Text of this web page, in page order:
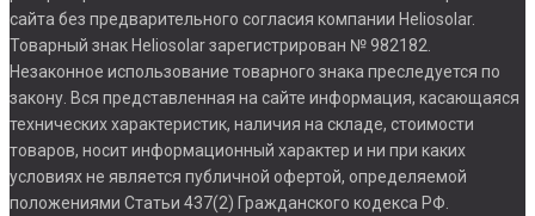
сайта без предварительного согласия компании Heliosolar.
Товарный знак Heliosolar зарегистрирован № 982182.
Незаконное использование товарного знака преследуется по
закону. Вся представленная на сайте информация, касающаяся
технических характеристик, наличия на складе, стоимости
товаров, носит информационный характер и ни при каких
условиях не является публичной офертой, определяемой
положениями Статьи 437(2) Гражданского кодекса РФ.